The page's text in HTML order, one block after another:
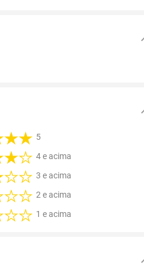
5
4 e acima
3 e acima
2 e acima
1 e acima